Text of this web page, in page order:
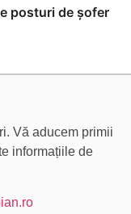
posturi de șofer
Vă aducem primii
informațiile de